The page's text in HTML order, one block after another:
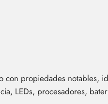
con propiedades notables,
LEDs, procesadores,